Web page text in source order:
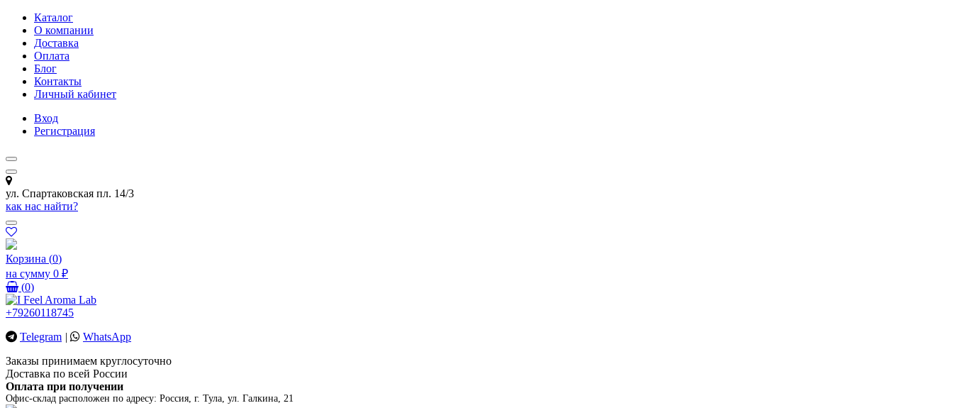
Каталог
О компании
Доставка
Оплата
Блог
Контакты
Личный кабинет
Вход
Регистрация
ул. Спартаковская пл. 14/3
как нас найти?
Корзина (0)
на сумму 0 ₽
(0)
+79260118745
Telegram |
WhatsApp
Заказы принимаем круглосуточно
Доставка по всей России
Оплата при получении
Офис-склад расположен по адресу: Россия, г. Тула, ул. Галкина, 21